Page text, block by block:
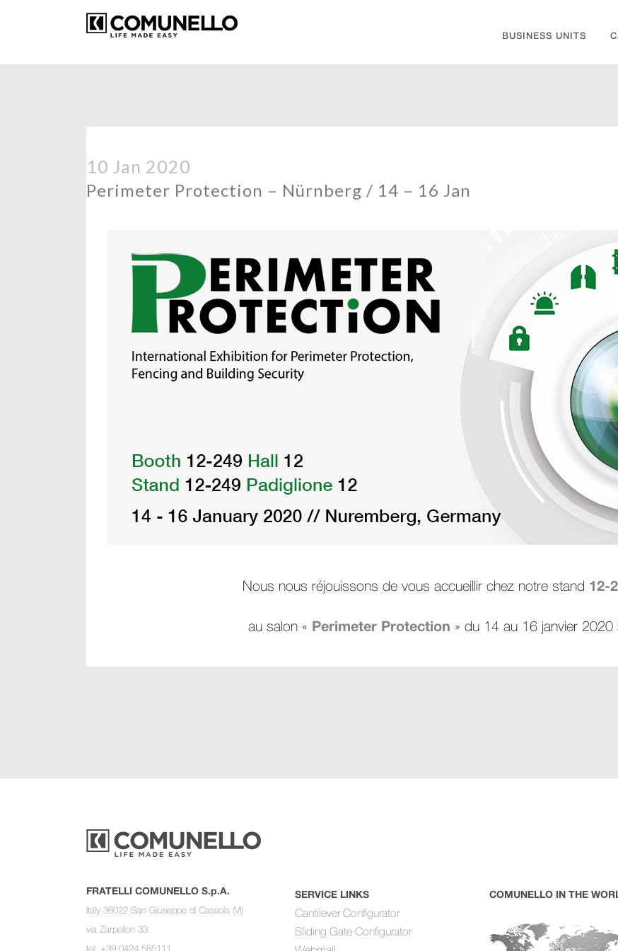
BUSINESS UNITS
10 Jan 2020
Perimeter Protection – Nürnberg / 14 – 16 Jan
Nous nous réjouissons de vous accueillir chez notre stand 12-
au salon « Perimeter Protection » du 14 au 16 janvier 2020
FRATELLI COMUNELLO S.p.A.
Italy 36022 San Giuseppe di Cassola (VI)
via Zarpellon 33
tel: +39 0424 585111
SERVICE LINKS
Cantilever Configurator
Sliding Gate Configurator
COMUNELLO IN THE